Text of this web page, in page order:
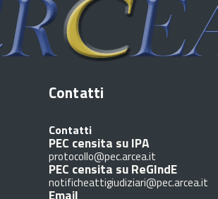
Contatti
Contatti
PEC censita su IPA
protocollo@pec.arcea.it
PEC censita su ReGIndE
notificheattigiudiziari@pec.arcea.it
Email